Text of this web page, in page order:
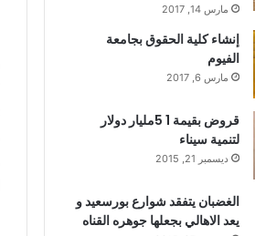
مارس 14, 2017
إنشاء كلية الحقوق بجامعة
الفيوم
مارس 6, 2017
قروض بقيمة 1 5مليار دولار
لتنمية سيناء
ديسمبر 21, 2015
الغضبان يتفقد شوارع بورسعيد و
يعد الاهالي بجعلها جوهره القناه